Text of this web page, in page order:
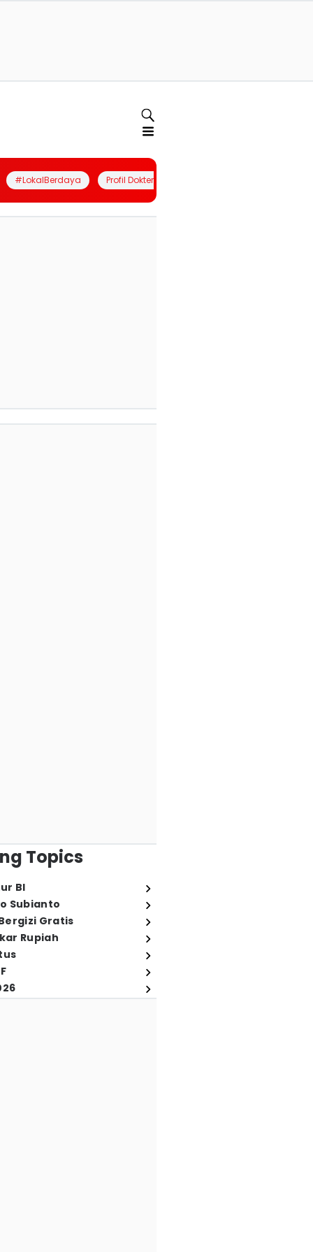
#LokalBerdaya Profil Dokter
Topics
BI
Subianto
Gratis
Rupiah